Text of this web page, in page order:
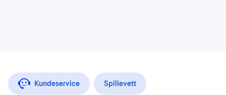
Kundeservice Spillevett